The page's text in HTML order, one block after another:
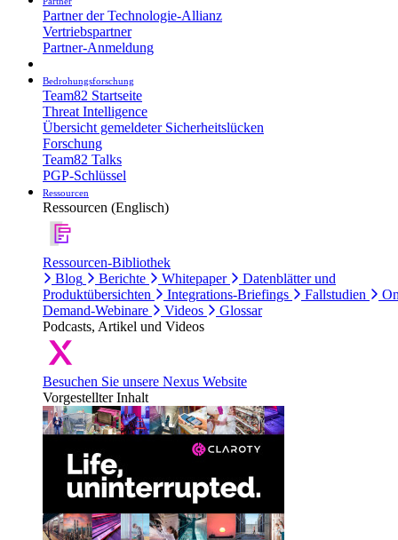
Partner der Technologie-Allianz
Vertriebspartner
Partner-Anmeldung
Bedrohungsforschung
Team82 Startseite
Threat Intelligence
Übersicht gemeldeter Sicherheitslücken
Forschung
Team82 Talks
PGP-Schlüssel
Ressourcen
Ressourcen (Englisch)
Ressourcen-Bibliothek
Blog
Berichte Whitepaper
Datenblätter und
Produktübersichten
Integrations-Briefings Fallstudien
Demand-Webinare
Videos
Glossar
Podcasts, Artikel und Videos
Besuchen Sie unsere Nexus Website
Vorgestellter Inhalt